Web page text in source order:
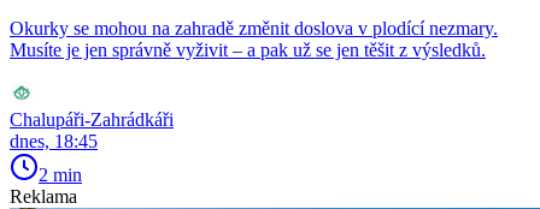
Okurky se mohou na zahradě změnit doslova v plodící nezmary.
Musíte je jen správně vyživit – a pak už se jen těšit z výsledků.
Chalupáři-Zahrádkáři
dnes, 18:45
2 min
Reklama